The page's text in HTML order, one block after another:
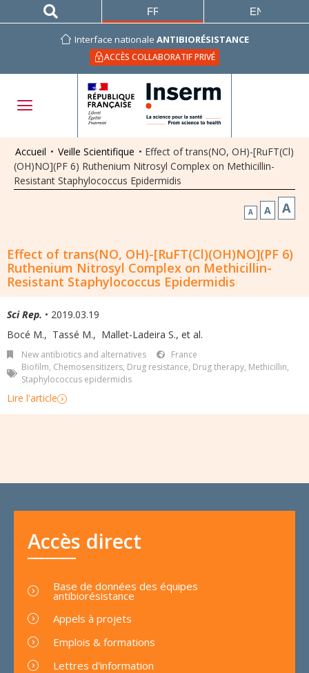
Interface nationale ANTIBIORÉSISTANCE
ACCÈS COLLABORATIF PRIVÉ
FRANÇAIS ENGLISH
Accueil • Veille Scientifique • Effect of trans(NO, OH)-[RuFT(Cl)
(OH)NO](PF 6) Ruthenium Nitrosyl Complex on Methicillin-
Resistant Staphylococcus Epidermidis
A A A
Effect of trans(NO, OH)-[RuFT(Cl)(OH)NO](PF 6)
Ruthenium Nitrosyl Complex on Methicillin-
Resistant Staphylococcus Epidermidis
Sci Rep. • 2019.03.19
Bocé M., Tassé M., Mallet-Ladeira S., et al.
New antibiotics and alternatives
France
Biofilm, Chemosensitizers, Drug resistance, Drug therapy, Methicillin,
Staphylococcus epidermidis
Lire l'article
Accès direct
Base de données des équipes
antibiorésistance
Appels à projets
Emplois & formations
Lettres d'information